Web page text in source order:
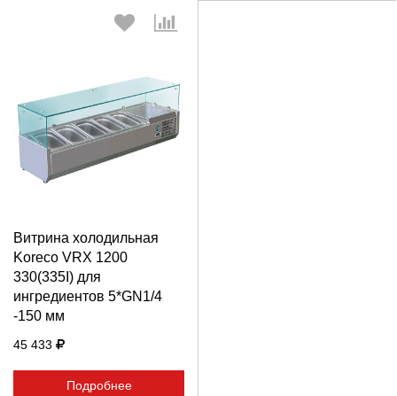
Витрина холодильная
Koreco VRX 1200
330(335I) для
ингредиентов 5*GN1/4
-150 мм
45 433
Подробнее
Выберите количество:
Продолжить Отмена